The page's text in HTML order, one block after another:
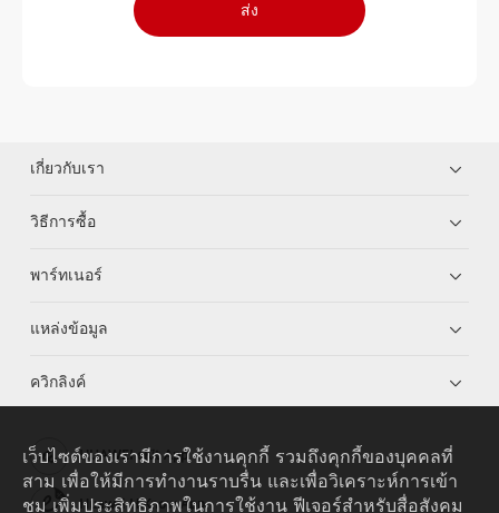
ส่ง
เกี่ยวกับเรา
วิธีการซื้อ
พาร์ทเนอร์
แหล่งข้อมูล
ควิกลิงค์
HUAWEI eKit App
Huawei HiKnow App
เว็บไซต์ของเรามีการใช้งานคุกกี้ รวมถึงคุกกี้ของบุคคลที่
สาม เพื่อให้มีการทำงานราบรื่น และเพื่อวิเคราะห์การเข้า
ชม เพิ่มประสิทธิภาพในการใช้งาน ฟีเจอร์สำหรับสื่อสังคม